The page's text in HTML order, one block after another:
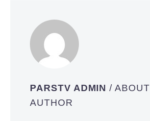
PARSTV ADMIN/ ABOUT
AUTHOR